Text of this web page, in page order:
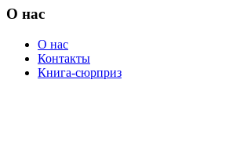
О нас
О нас
Контакты
Книга-сюрприз